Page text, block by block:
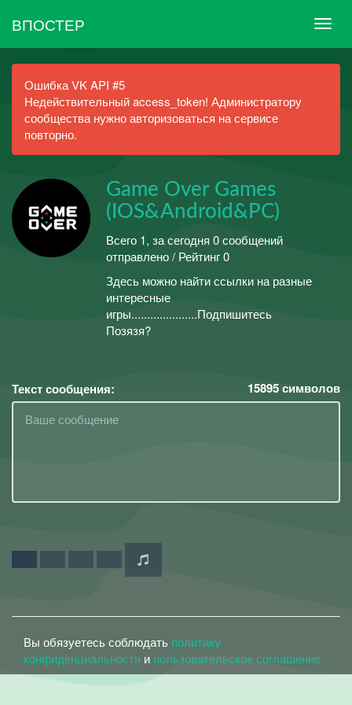
ВПОСТЕР
Ошибка VK API #5
Недействительный access_token! Администратору
сообщества нужно авторизоваться на сервисе
повторно.
Game Over Games
(IOS&Android&PC)
Всего 1, за сегодня 0 сообщений
отправлено / Рейтинг 0
Здесь можно найти ссылки на разные
интересные
игры.....................Подпишитесь
Позязя?
Текст сообщения: 15895символов
Вы обязуетесь соблюдать политику
конфиденциальности и пользовательское соглашение